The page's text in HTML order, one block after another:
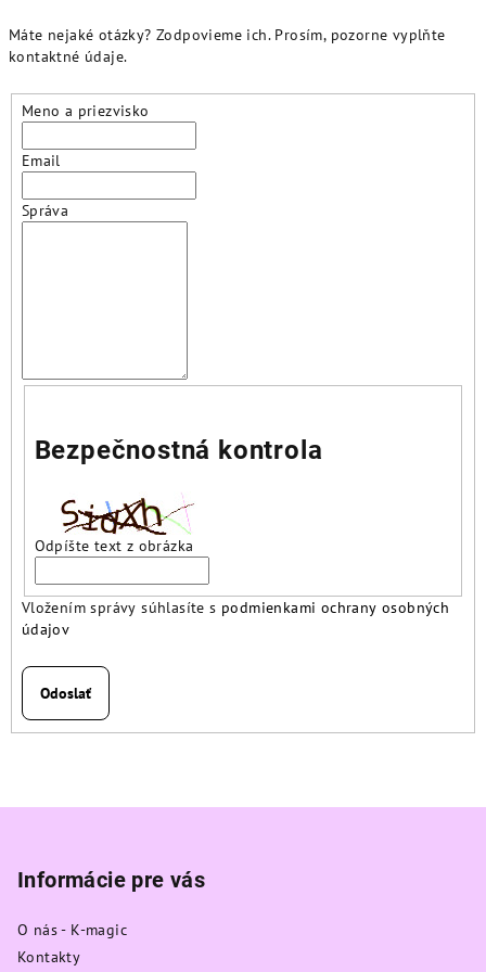
Máte nejaké otázky? Zodpovieme ich. Prosím, pozorne vyplňte
kontaktné údaje.
Meno a priezvisko
Email
Správa
Bezpečnostná kontrola
Odpíšte text z obrázka
Vložením správy súhlasíte s podmienkami ochrany osobných
údajov
Odoslať
Informácie pre vás
O nás - K-magic
Kontakty